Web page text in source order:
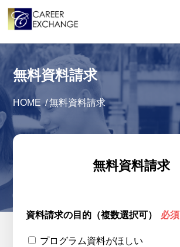
+ 国から選ぶ
+ 目的から選ぶ
求人検索
参加者体験談
+ 会社情報
カウンセラー募集
無料資料請求
HOME /無料資料請求
無料資料請求
資料請求の目的（複数選択可） 必須
プログラム資料がほしい